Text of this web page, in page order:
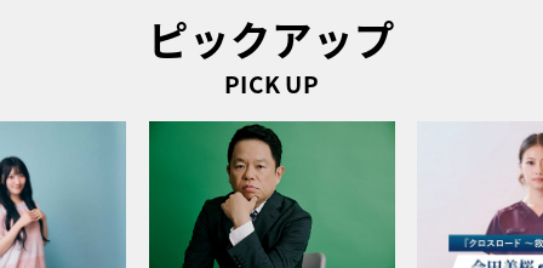
ピックアップ
PICK UP